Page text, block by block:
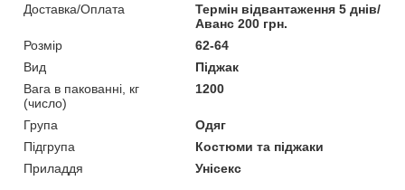
Доставка/Оплата
Термін відвантаження 5 днів/
Аванс 200 грн.
Розмір
62-64
Вид
Піджак
Вага в пакованні, кг
(число)
1200
Група
Одяг
Підгрупа
Костюми та піджаки
Приладдя
Унісекс